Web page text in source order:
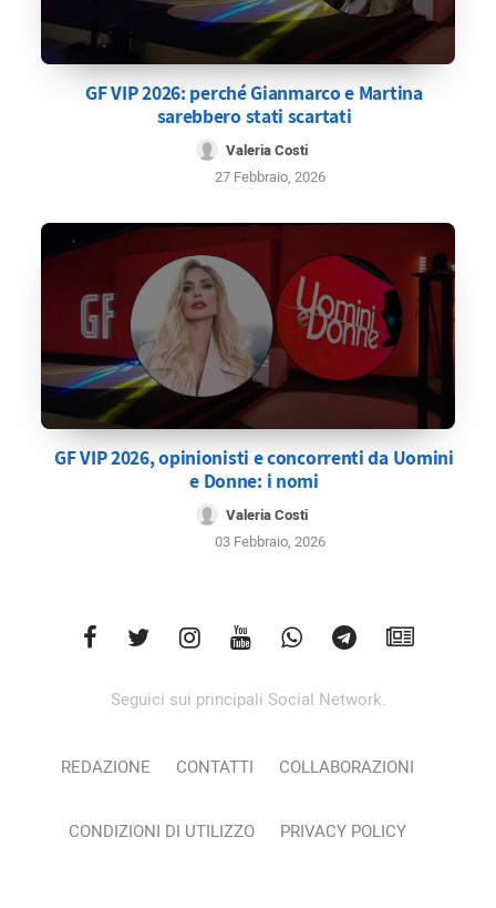
GF VIP 2026: perché Gianmarco e Martina
sarebbero stati scartati
Valeria Costi
27 Febbraio, 2026
GF VIP 2026, opinionisti e concorrenti da Uomini
e Donne: i nomi
Valeria Costi
03 Febbraio, 2026
Seguici sui principali Social Network.
REDAZIONE CONTATTI COLLABORAZIONI
CONDIZIONI DI UTILIZZO PRIVACY POLICY